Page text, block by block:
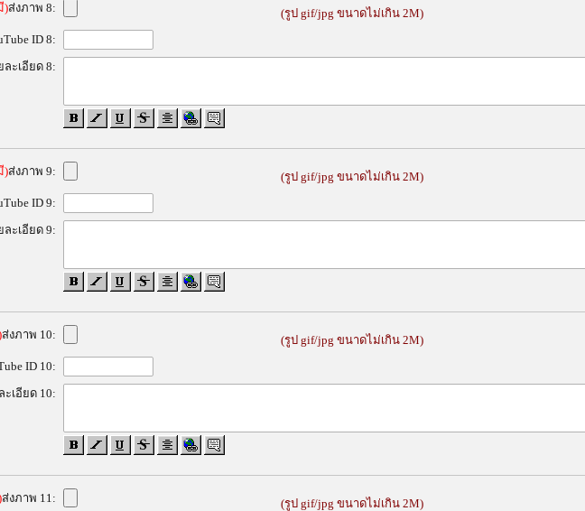
)ส่งภาพ 8:
(รูป gif/jpg ขนาดไม่เกิน 2M)
ID 8:
ละเอียด 8:
)ส่งภาพ 9:
(รูป gif/jpg ขนาดไม่เกิน 2M)
ID 9:
ละเอียด 9:
ส่งภาพ 10:
(รูป gif/jpg ขนาดไม่เกิน 2M)
ID 10:
ะเอียด 10:
ส่งภาพ 11:
(รูป gif/jpg ขนาดไม่เกิน 2M)